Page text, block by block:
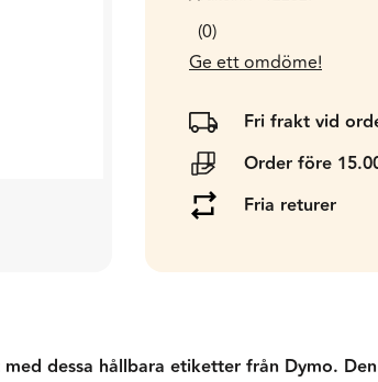
0
Ge ett omdöme!
Fri frakt vid
Order före
Fria returer
dessa hållbara etiketter från Dymo.